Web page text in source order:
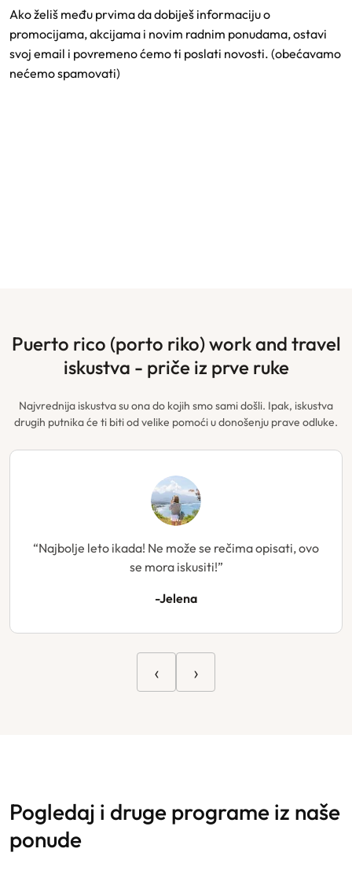
Ako želiš među prvima da dobiješ informaciju o
promocijama, akcijama i novim radnim ponudama, ostavi
svoj email i povremeno ćemo ti poslati novosti. (obećavamo
nećemo spamovati)
puerto rico (porto riko) work and travel
iskustva - priče iz prve ruke
Najvrednija iskustva su ona do kojih smo sami došli. Ipak, iskustva
drugih putnika će ti biti od velike pomoći u donošenju prave odluke.
“Najbolje leto ikada! Ne može se rečima opisati, ovo
se mora iskusiti!”
-Jelena
‹ ›
pogledaj i druge programe iz naše
ponude